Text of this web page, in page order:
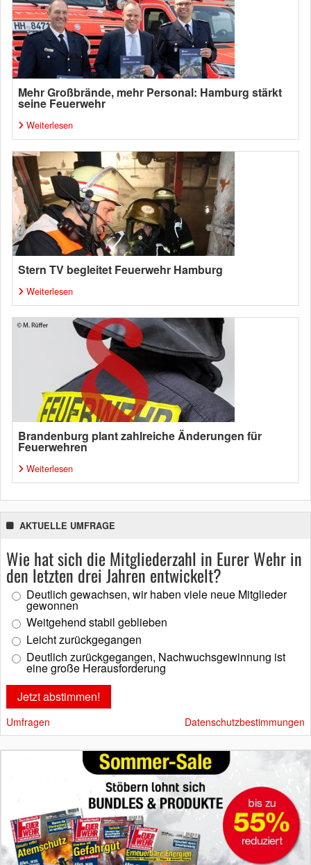
Mehr Großbrände, mehr Personal: Hamburg stärkt
seine Feuerwehr
Weiterlesen
Stern TV begleitet Feuerwehr Hamburg
Weiterlesen
Brandenburg plant zahlreiche Änderungen für
Feuerwehren
Weiterlesen
AKTUELLE UMFRAGE
Wie hat sich die Mitgliederzahl in Eurer Wehr in
den letzten drei Jahren entwickelt?
Deutlich gewachsen, wir haben viele neue Mitglieder
gewonnen
Weitgehend stabil geblieben
Leicht zurückgegangen
Deutlich zurückgegangen, Nachwuchsgewinnung ist
eine große Herausforderung
Umfragen Datenschutzbestimmungen